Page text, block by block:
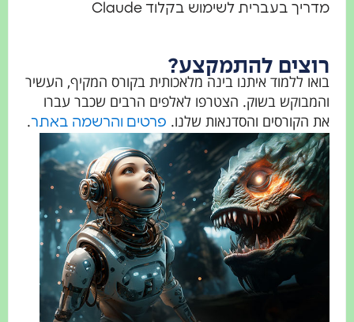
מדריך בעברית לשימוש בקלוד Claude
רוצים להתמקצע?
בואו ללמוד איתנו בינה מלאכותית בקורס המקיף, העשיר
והמבוקש בשוק. הצטרפו לאלפים הרבים שכבר עברו
את הקורסים והסדנאות שלנו.פרטים והרשמה באתר.